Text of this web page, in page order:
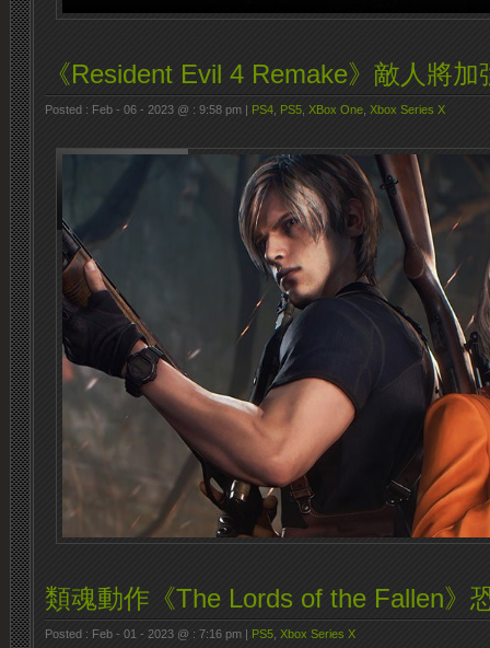
《Resident Evil 4 Remake》敵人將
Posted : Feb - 06 - 2023 @ : 9:58 pm | PS4 PS5 XBox One Xbox Series X
類魂動作《The Lords of the Fallen》
Posted : Feb - 01 - 2023 @ : 7:16 pm | PS5 Xbox Series X